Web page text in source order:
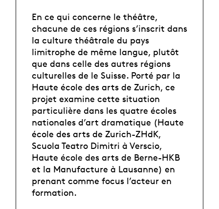
En ce qui concerne le théâtre,
chacune de ces régions s’inscrit dans
la culture théâtrale du pays
limitrophe de même langue, plutôt
que dans celle des autres régions
culturelles de le Suisse. Porté par la
Haute école des arts de Zurich, ce
projet examine cette situation
particulière dans les quatre écoles
nationales d’art dramatique (Haute
école des arts de Zurich-ZHdK,
Scuola Teatro Dimitri à Verscio,
Haute école des arts de Berne-HKB
et la Manufacture à Lausanne) en
prenant comme focus l’acteur en
formation.